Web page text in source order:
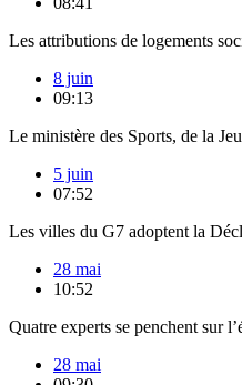
Les attributions de logements
8 juin
09:13
Le ministère des Sports, de la
5 juin
07:52
Les villes du G7 adoptent la
28 mai
10:52
Quatre experts se penchent sur
28 mai